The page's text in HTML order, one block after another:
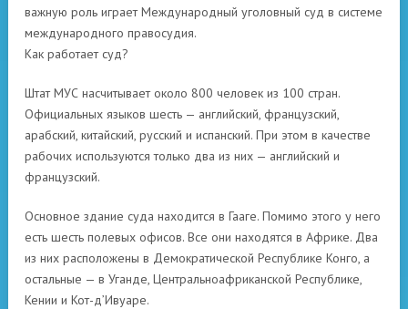
важную роль играет Международный уголовный суд в системе
международного правосудия.
Как работает суд?
Штат МУС насчитывает около 800 человек из 100 стран.
Официальных языков шесть — английский, французский,
арабский, китайский, русский и испанский. При этом в качестве
рабочих используются только два из них — английский и
французский.
Основное здание суда находится в Гааге. Помимо этого у него
есть шесть полевых офисов. Все они находятся в Африке. Два
из них расположены в Демократической Республике Конго, а
остальные — в Уганде, Центральноафриканской Республике,
Кении и Кот-д’Ивуаре.